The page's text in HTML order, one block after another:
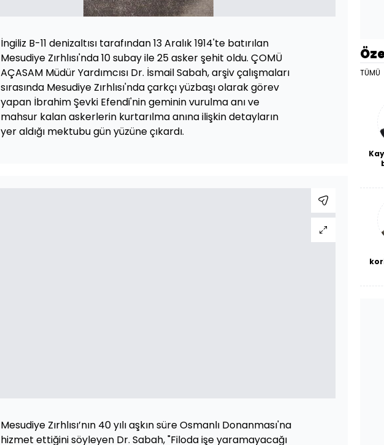
İngiliz B-11 denizaltısı tarafından 13 Aralık 1914'te batırılan
Mesudiye Zırhlısı'nda 10 subay ile 25 asker şehit oldu. ÇOMÜ
AÇASAM Müdür Yardımcısı Dr. İsmail Sabah, arşiv çalışmaları
sırasında Mesudiye Zırhlısı'nda çarkçı yüzbaşı olarak görev
yapan İbrahim Şevki Efendi'nin geminin vurulma anı ve
mahsur kalan askerlerin kurtarılma anına ilişkin detayların
yer aldığı mektubu gün yüzüne çıkardı.
Mesudiye Zırhlısı’nın 40 yılı aşkın süre Osmanlı Donanması'na
hizmet ettiğini söyleyen Dr. Sabah, "Filoda işe yaramayacağı
TÜMÜ